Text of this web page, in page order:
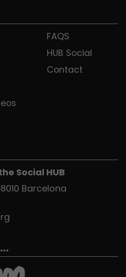
FAQS
HUB Social
Contact
Social HUB
Barcelona